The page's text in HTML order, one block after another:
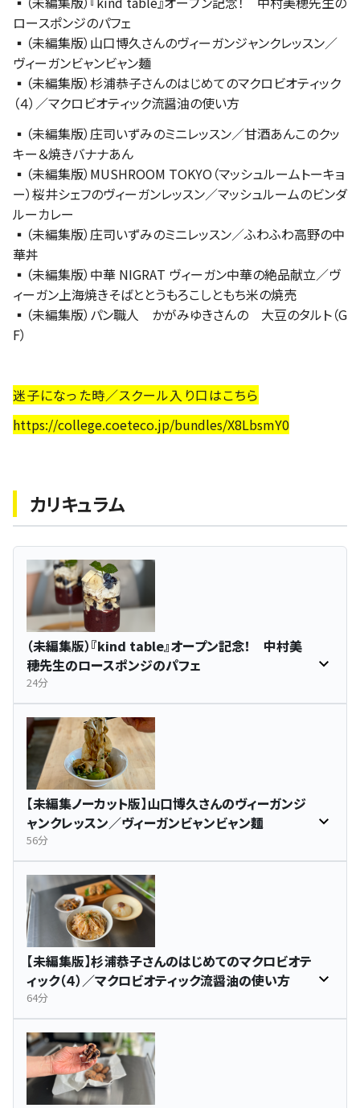
ロースポンジのパフェ
▪️（未編集版）山口博久さんのヴィーガンジャンクレッスン／
ヴィーガンビャンビャン麺
▪️（未編集版）杉浦恭子さんのはじめてのマクロビオティック
（４）／マクロビオティック流醤油の使い方
▪️（未編集版） 庄司いずみのミニレッスン／甘酒あんこのクッ
キー＆焼きバナナあん
▪️（未編集版）MUSHROOM TOKYO（マッシュルームトーキョ
ー）桜井シェフのヴィーガンレッスン／マッシュルームのビンダ
ルーカレー
▪️（未編集版）庄司いずみのミニレッスン／ふわふわ高野の中
華丼
▪️（未編集版） 中華 NIGRAT ヴィーガン中華の絶品献立／ヴ
ィーガン上海焼きそばととうもろこしともち米の焼売
▪️（未編集版）パン職人 かがみゆきさんの 大豆のタルト（G
F）
迷子になった時／スクール入り口はこちら
https://college.coeteco.jp/bundles/X8LbsmY0
カリキュラム
（未編集版）『kind table』オープン記念！ 中村美
穂先生のロースポンジのパフェ
24分
【未編集ノーカット版】山口博久さんのヴィーガンジ
ャンクレッスン／ヴィーガンビャンビャン麺
56分
【未編集版】杉浦恭子さんのはじめてのマクロビオテ
ィック（４）／マクロビオティック流醤油の使い方
64分